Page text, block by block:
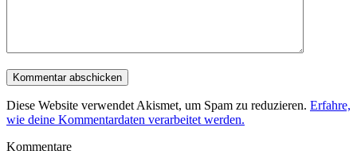
Diese Website verwendet Akismet, um Spam zu reduzieren. Erfahre,
wie deine Kommentardaten verarbeitet werden.
Kommentare